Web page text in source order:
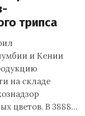
трипса
и Кении
на складе
цветов. В 3888…